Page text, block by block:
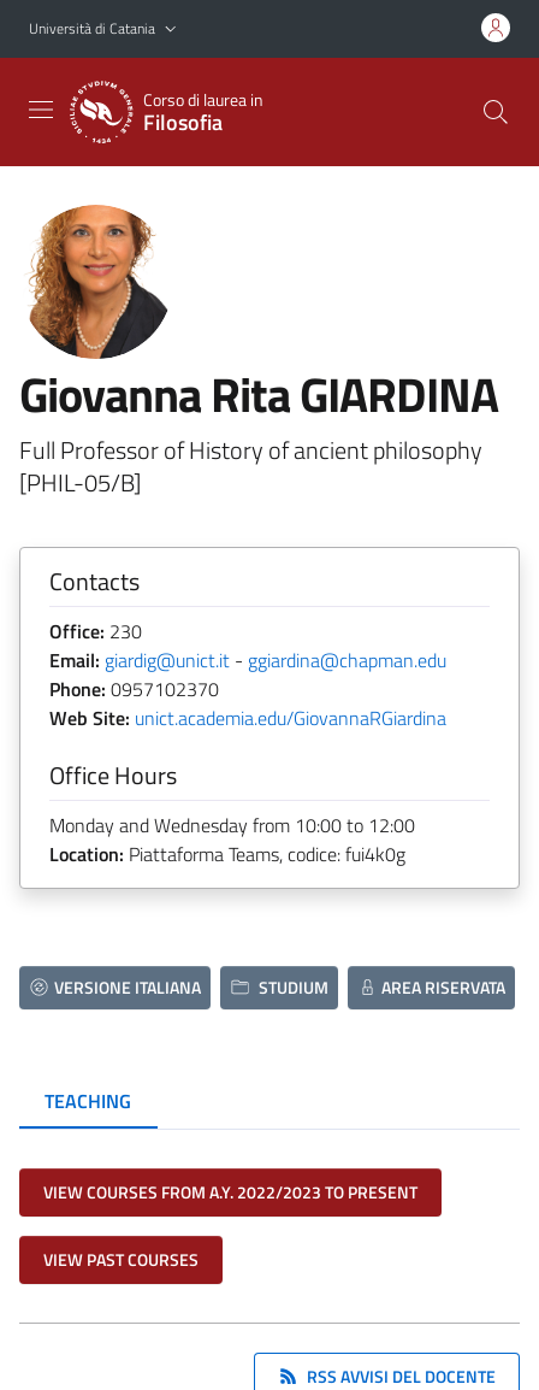
Vai al contenuto principale
Vai al menu di navigazione
Università di Catania
Corso di laurea in
Filosofia
Giovanna Rita GIARDINA
Full Professor of History of ancient philosophy
[PHIL-05/B]
Contacts
Office: 230
Email: giardig@unict.it - ggiardina@chapman.edu
Phone: 0957102370
Web Site: unict.academia.edu/GiovannaRGiardina
Office Hours
Monday and Wednesday from 10:00 to 12:00
Location: Piattaforma Teams, codice: fui4k0g
VERSIONE ITALIANA STUDIUM AREA RISERVATA
TEACHING
VIEW COURSES FROM A.Y. 2022/2023 TO PRESENT
VIEW PAST COURSES
RSS AVVISI DEL DOCENTE